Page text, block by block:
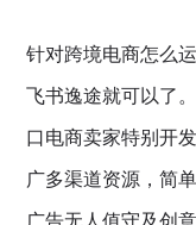
针对跨境电商怎么
飞书逸途就可以了
口电商卖家特别开
广多渠道资源，简
广告无人值守及创